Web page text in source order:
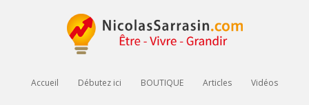
Accueil Débutez ici BOUTIQUE Articles Vidéos